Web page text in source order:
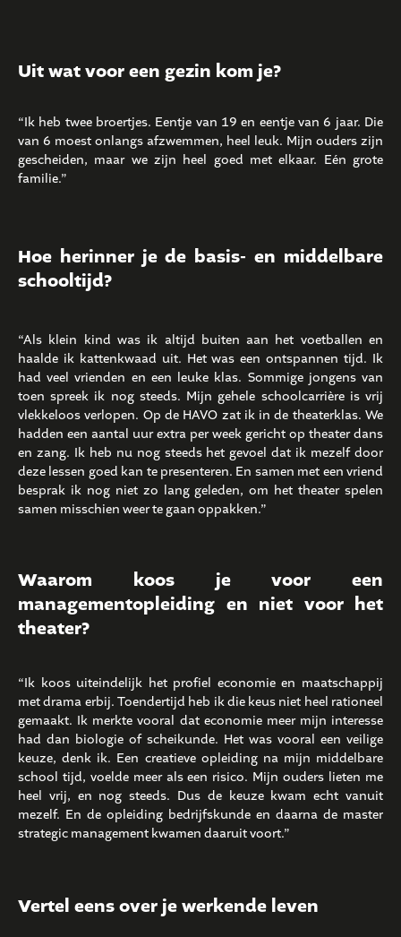
Uit wat voor een gezin kom je?
“Ik heb twee broertjes. Eentje van 19 en eentje van 6 jaar. Die
van 6 moest onlangs afzwemmen, heel leuk. Mijn ouders zijn
gescheiden, maar we zijn heel goed met elkaar. Eén grote
familie.”
Hoe herinner je de basis- en middelbare
schooltijd?
“Als klein kind was ik altijd buiten aan het voetballen en
haalde ik kattenkwaad uit. Het was een ontspannen tijd. Ik
had veel vrienden en een leuke klas. Sommige jongens van
toen spreek ik nog steeds. Mijn gehele schoolcarrière is vrij
vlekkeloos verlopen. Op de HAVO zat ik in de theaterklas. We
hadden een aantal uur extra per week gericht op theater dans
en zang. Ik heb nu nog steeds het gevoel dat ik mezelf door
deze lessen goed kan te presenteren. En samen met een vriend
besprak ik nog niet zo lang geleden, om het theater spelen
samen misschien weer te gaan oppakken.”
Waarom koos je voor een
managementopleiding en niet voor het
theater?
“Ik koos uiteindelijk het profiel economie en maatschappij
met drama erbij. Toendertijd heb ik die keus niet heel rationeel
gemaakt. Ik merkte vooral dat economie meer mijn interesse
had dan biologie of scheikunde. Het was vooral een veilige
keuze, denk ik. Een creatieve opleiding na mijn middelbare
school tijd, voelde meer als een risico. Mijn ouders lieten me
heel vrij, en nog steeds. Dus de keuze kwam echt vanuit
mezelf. En de opleiding bedrijfskunde en daarna de master
strategic management kwamen daaruit voort.”
Vertel eens over je werkende leven